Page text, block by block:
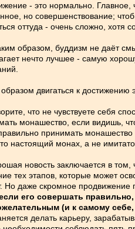
- это нормально. Главное,
но совершенствование;
оттуда - очень сложно, хотя
образом, буддизм не даёт
нечто лучшее - самую
двигаться к достижению
что не чувствуете себя
монашество, если видишь,
принимать
настоящий монах, а не
новость заключается в
тех этапов, которые может
Но даже скромное
его совершать
(и к самому себе,
делать карьеру,